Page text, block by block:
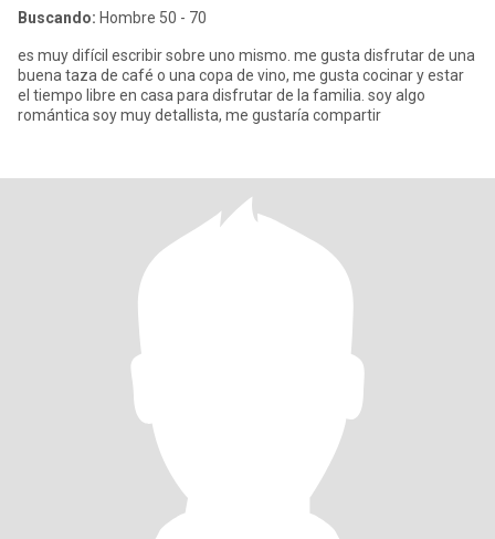
Buscando: Hombre 50 - 70
es muy difícil escribir sobre uno mismo. me gusta disfrutar de una
buena taza de café o una copa de vino, me gusta cocinar y estar
el tiempo libre en casa para disfrutar de la familia. soy algo
romántica soy muy detallista, me gustaría compartir